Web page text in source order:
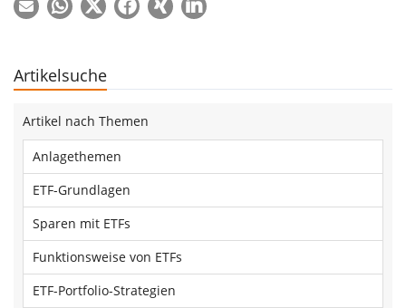
Artikelsuche
Artikel nach Themen
Anlagethemen
ETF-Grundlagen
Sparen mit ETFs
Funktionsweise von ETFs
ETF-Portfolio-Strategien